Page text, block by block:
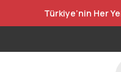
Türkiye’nin Her